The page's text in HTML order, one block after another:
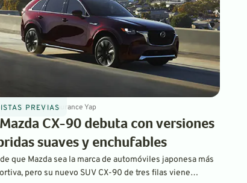
PREVIAS
Feb 27, 2023ByLaurance Yap
CX-90 debuta con versiones
suaves y enchufables
que Mazda sea la marca de automóviles japonesa más
pero su nuevo SUV CX-90 de tres filas viene